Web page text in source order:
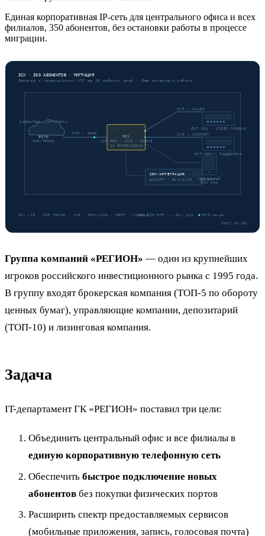
Единая корпоративная IP-сеть для центрального офиса и всех
филиалов, 350 абонентов, без остановки работы в процессе
миграции.
Группа компаний «РЕГИОН» — один из крупнейших
игроков российского инвестиционного рынка с 1995 года.
В группу входят брокерская компания (ТОП-5 по обороту
ценных бумаг), управляющие компании, депозитарий
(ТОП-10) и лизинговая компания.
Задача
IT-департамент ГК «РЕГИОН» поставил три цели:
Объединить центральный офис и все филиалы в
единую корпоративную телефонную сеть
Обеспечить быстрое подключение новых
абонентов без покупки физических портов
Расширить спектр предоставляемых сервисов
(мобильные приложения, запись, голосовая почта)